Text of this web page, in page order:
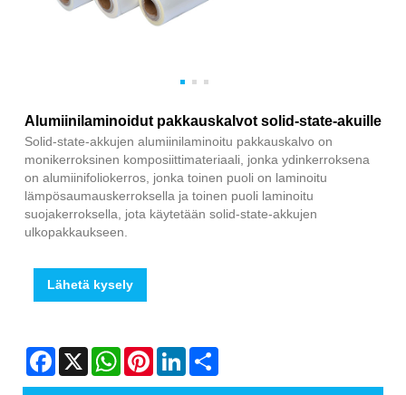
Alumiinilaminoidut pakkauskalvot solid-state-akuille
Solid-state-akkujen alumiinilaminoitu pakkauskalvo on
monikerroksinen komposiittimateriaali, jonka ydinkerroksena
on alumiinifoliokerros, jonka toinen puoli on laminoitu
lämpösaumauskerroksella ja toinen puoli laminoitu
suojakerroksella, jota käytetään solid-state-akkujen
ulkopakkaukseen.
Lähetä kysely
Facebook
X WhatsAppPinterestLinkedIn